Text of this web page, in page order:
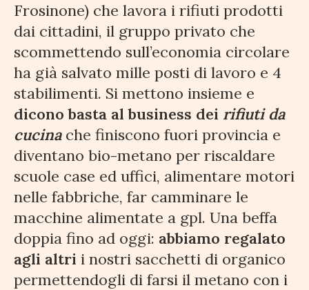
Frosinone) che lavora i rifiuti prodotti
dai cittadini, il gruppo privato che
scommettendo sull’economia circolare
ha già salvato mille posti di lavoro e 4
stabilimenti. Si mettono insieme e
dicono basta al business dei rifiuti da
cucina che finiscono fuori provincia e
diventano bio-metano per riscaldare
scuole case ed uffici, alimentare motori
nelle fabbriche, far camminare le
macchine alimentate a gpl. Una beffa
doppia fino ad oggi: abbiamo regalato
agli altri i nostri sacchetti di organico
permettendogli di farsi il metano con i